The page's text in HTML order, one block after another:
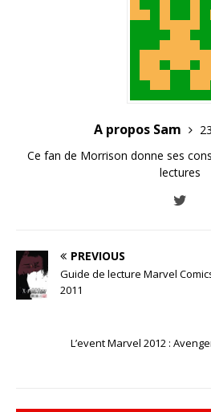
A propos Sam
Ce fan de Morrison donne ses
lectures
PREVIOUS
Guide de lecture Marvel
2011
L’event Marvel 2012 :